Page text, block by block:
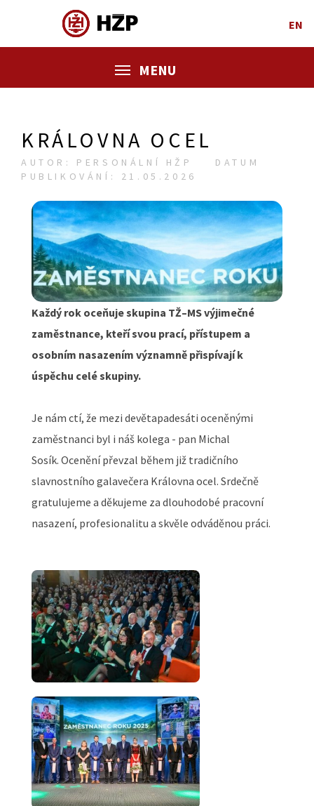
EN
MENU
KRÁLOVNA OCEL
AUTOR: PERSONÁLNÍ HŽP
DATUM
PUBLIKOVÁNÍ: 21.05.2026
Každý rok oceňuje skupina TŽ–MS výjimečné
zaměstnance, kteří svou prací, přístupem a
osobním nasazením významně přispívají k
úspěchu celé skupiny.
Je nám ctí, že mezi devětapadesáti oceněnými
zaměstnanci byl i náš kolega - pan Michal
Sosík. Ocenění převzal během již tradičního
slavnostního galavečera Královna ocel. Srdečně
gratulujeme a děkujeme za dlouhodobé pracovní
nasazení, profesionalitu a skvěle odváděnou práci.